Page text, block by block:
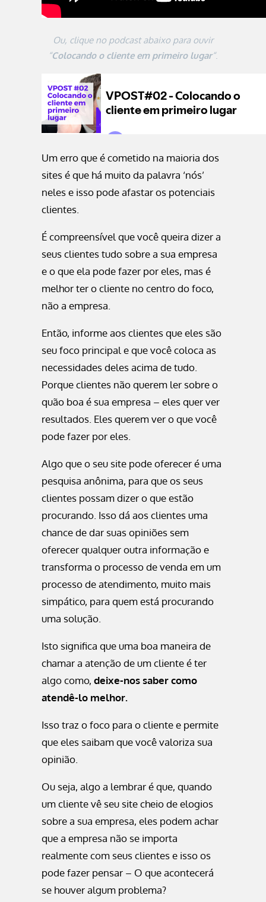
Ou, clique no podcast abaixo para ouvir
“Colocando o cliente em primeiro lugar“.
Um erro que é cometido na maioria dos
sites é que há muito da palavra ‘nós’
neles e isso pode afastar os potenciais
clientes.
É compreensível que você queira dizer a
seus clientes tudo sobre a sua empresa
e o que ela pode fazer por eles, mas é
melhor ter o cliente no centro do foco,
não a empresa.
Então, informe aos clientes que eles são
seu foco principal e que você coloca as
necessidades deles acima de tudo.
Porque clientes não querem ler sobre o
quão boa é sua empresa – eles quer ver
resultados. Eles querem ver o que você
pode fazer por eles.
Algo que o seu site pode oferecer é uma
pesquisa anônima, para que os seus
clientes possam dizer o que estão
procurando. Isso dá aos clientes uma
chance de dar suas opiniões sem
oferecer qualquer outra informação e
transforma o processo de venda em um
processo de atendimento, muito mais
simpático, para quem está procurando
uma solução.
Isto significa que uma boa maneira de
chamar a atenção de um cliente é ter
algo como, deixe-nos saber como
atendê-lo melhor.
Isso traz o foco para o cliente e permite
que eles saibam que você valoriza sua
opinião.
Ou seja, algo a lembrar é que, quando
um cliente vê seu site cheio de elogios
sobre a sua empresa, eles podem achar
que a empresa não se importa
realmente com seus clientes e isso os
pode fazer pensar – O que acontecerá
se houver algum problema?